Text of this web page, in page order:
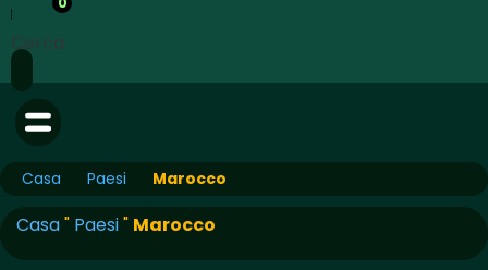
Cerca
Casa Paesi Marocco
Casa" Paesi" Marocco